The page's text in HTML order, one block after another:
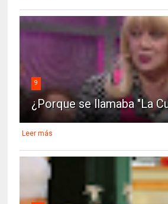
9
¿Porque se llamaba "La
Leer más